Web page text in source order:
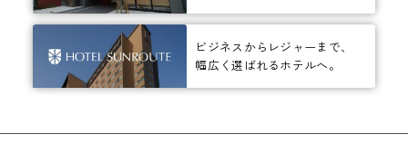
ビジネスからレジャーまで、
幅広く選ばれるホテルへ。